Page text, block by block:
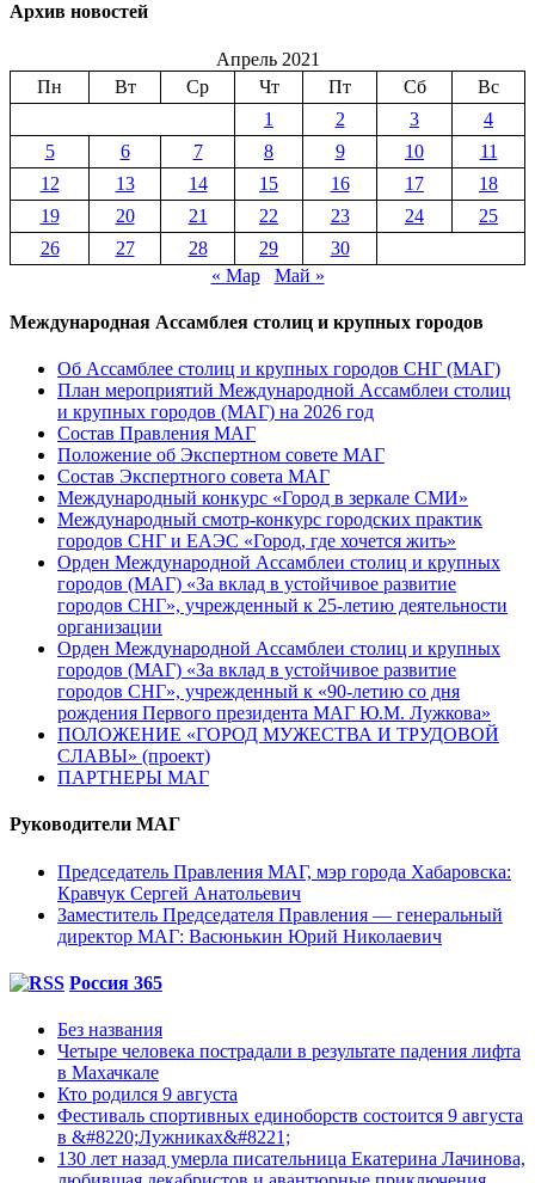
Архив новостей
Апрель 2021
Пн
Вт Ср Чт Пт Сб
Вс
1
2 3
4
5
6 7 8 9 10
11
12
13 14 15 16 17
18
19
20 21 22 23 24
25
26
27 28 29
30
« Мар
Май »
Международная Ассамблея столиц и крупных городов
Об Ассамблее столиц и крупных городов СНГ (МАГ)
План мероприятий Международной Ассамблеи столиц
и крупных городов (МАГ) на 2026 год
Состав Правления МАГ
Положение об Экспертном совете МАГ
Состав Экспертного совета МАГ
Международный конкурс «Город в зеркале СМИ»
Международный смотр-конкурс городских практик
городов СНГ и ЕАЭС «Город, где хочется жить»
Орден Международной Ассамблеи столиц и крупных
городов (МАГ) «За вклад в устойчивое развитие
городов СНГ», учрежденный к 25-летию деятельности
организации
Орден Международной Ассамблеи столиц и крупных
городов (МАГ) «За вклад в устойчивое развитие
городов СНГ», учрежденный к «90-летию со дня
рождения Первого президента МАГ Ю.М. Лужкова»
ПОЛОЖЕНИЕ «ГОРОД МУЖЕСТВА И ТРУДОВОЙ
СЛАВЫ» (проект)
ПАРТНЕРЫ МАГ
Руководители МАГ
Председатель Правления МАГ, мэр города Хабаровска:
Кравчук Сергей Анатольевич
Заместитель Председателя Правления — генеральный
директор МАГ: Васюнькин Юрий Николаевич
Россия 365
Без названия
Четыре человека пострадали в результате падения лифта
в Махачкале
Кто родился 9 августа
Фестиваль спортивных единоборств состоится 9 августа
в &#8220;Лужниках&#8221;
130 лет назад умерла писательница Екатерина Лачинова,